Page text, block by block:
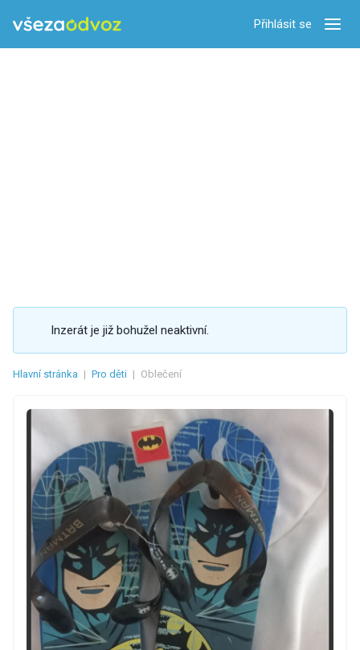
Přihlásit se
Inzerát je již bohužel neaktivní.
Hlavní stránka | Pro děti | Oblečení